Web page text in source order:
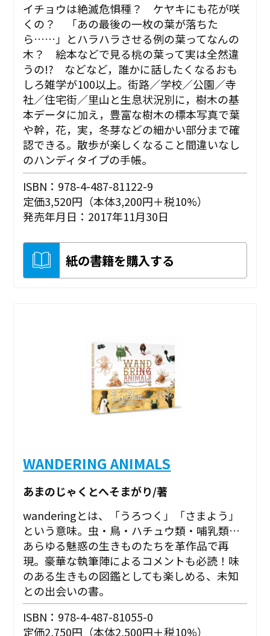
イチョウは絶滅危惧種？ ケヤキにも花が咲
くの？ 「あの最後の一枚の葉が落ちた
ら……」とハラハラさせる例の葉ってなんの
木？ 絵本などで見る桃の葉って実は全然違
うの!? などなど，誰かに話したくなるおも
しろ雑学が100以上。街路／学校／公園／寺
社／住宅街／里山と生息状況別に，樹木の基
本データに加え，豊富な樹木の標本写真で葉
や幹，花，実，冬芽などの細かい部分まで確
認できる。散歩が楽しくなること間違いなし
のハンディタイプの手帳。
ISBN：978-4-487-81122-9
定価3,520円（本体3,200円＋税10%）
発売年月日：2017年11月30日
紙の書籍を購入する
WANDERING ANIMALS
あまのじゃくとへそまがり/著
wanderingとは、「うろつく」「さまよう」
という意味。虫・鳥・ハチュウ類・哺乳類…
あらゆる魅惑の生きものたちを革作品で再
現。豪華な執筆陣によるコメントも必読！味
のある生きもの図鑑としても楽しめる、未知
との出会いの書。
ISBN：978-4-487-81055-0
定価2,750円（本体2,500円＋税10%）